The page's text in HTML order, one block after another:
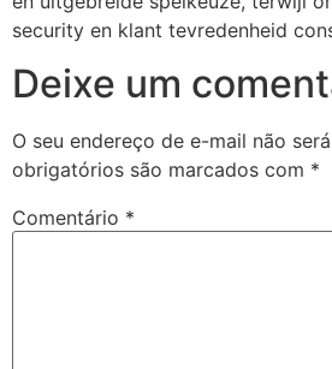
security en klant tevredenheid
Deixe um
O seu endereço de e-mail não
obrigatórios são marcados com *
Comentário *